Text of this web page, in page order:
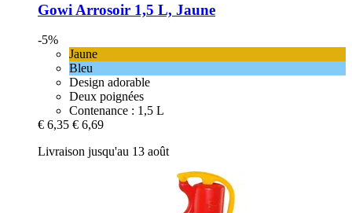
Gowi Arrosoir 1,5 L, Jaune
-5%
Jaune
Bleu
Design adorable
Deux poignées
Contenance : 1,5 L
€ 6,35 € 6,69
Livraison jusqu'au 13 août